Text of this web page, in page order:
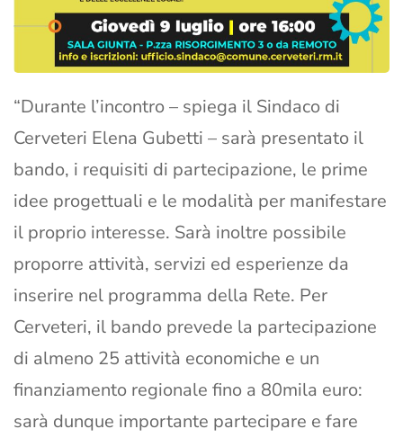
“Durante l’incontro – spiega il Sindaco di
Cerveteri Elena Gubetti – sarà presentato il
bando, i requisiti di partecipazione, le prime
idee progettuali e le modalità per manifestare
il proprio interesse. Sarà inoltre possibile
proporre attività, servizi ed esperienze da
inserire nel programma della Rete. Per
Cerveteri, il bando prevede la partecipazione
di almeno 25 attività economiche e un
finanziamento regionale fino a 80mila euro:
sarà dunque importante partecipare e fare